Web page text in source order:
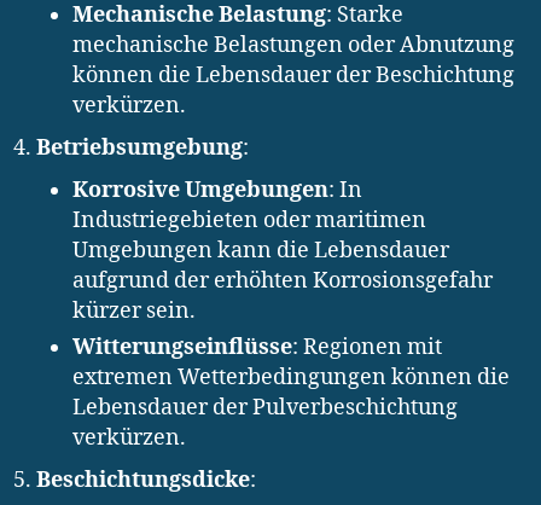
Mechanische Belastung: Starke
mechanische Belastungen oder Abnutzung
können die Lebensdauer der Beschichtung
verkürzen.
Betriebsumgebung:
Korrosive Umgebungen: In
Industriegebieten oder maritimen
Umgebungen kann die Lebensdauer
aufgrund der erhöhten Korrosionsgefahr
kürzer sein.
Witterungseinflüsse: Regionen mit
extremen Wetterbedingungen können die
Lebensdauer der Pulverbeschichtung
verkürzen.
Beschichtungsdicke: